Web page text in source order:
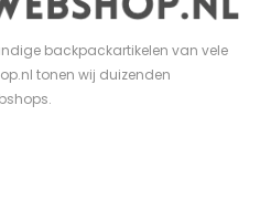
backpackartikelen van vele
tonen wij duizenden